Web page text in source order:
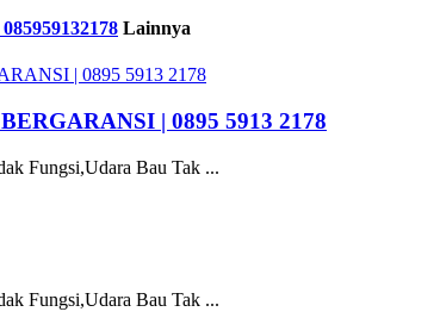
Lainnya
| 0895 5913 2178
Fungsi,Udara Bau Tak ...
Fungsi,Udara Bau Tak ...